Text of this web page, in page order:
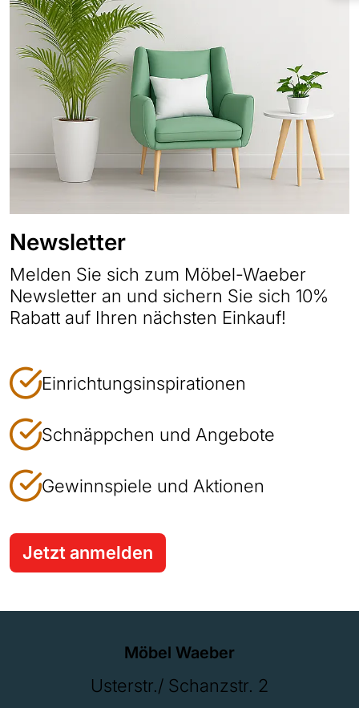
Newsletter
Melden Sie sich zum Möbel-Waeber
Newsletter an und sichern Sie sich 10%
Rabatt auf Ihren nächsten Einkauf!
Einrichtungsinspirationen
Schnäppchen und Angebote
Gewinnspiele und Aktionen
Jetzt anmelden
Möbel Waeber
Usterstr./ Schanzstr. 2